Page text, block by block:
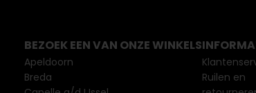
BEZOEK EEN VAN ONZE WINKELS
Apeldoorn
Breda
Ruilen en